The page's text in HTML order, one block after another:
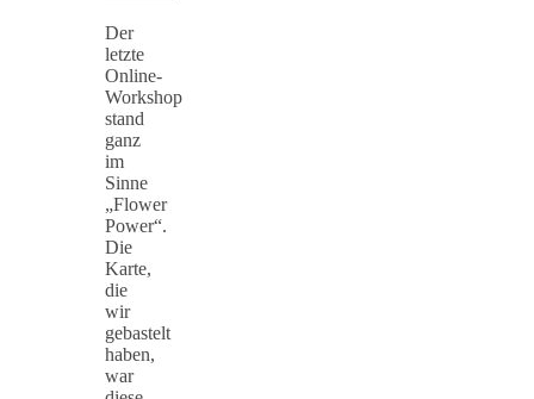
Der
letzte
Online-
Workshop
stand
ganz
im
Sinne
„Flower
Power“.
Die
Karte,
die
wir
gebastelt
haben,
war